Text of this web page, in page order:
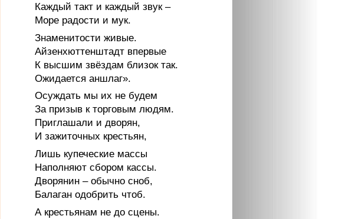
Каждый такт и каждый звук –
Море радости и мук.
Знаменитости живые.
Айзенхюттенштадт впервые
К высшим звёздам близок так.
Ожидается аншлаг».
Осуждать мы их не будем
За призыв к торговым людям.
Приглашали и дворян,
И зажиточных крестьян,
Лишь купеческие массы
Наполняют сбором кассы.
Дворянин – обычно сноб,
Балаган одобрить чтоб.
А крестьянам не до сцены.